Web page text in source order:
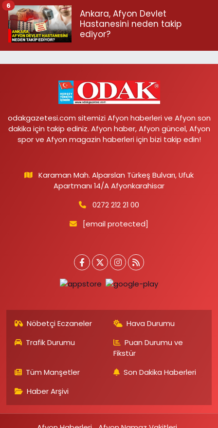
Ankara, Afyon Devlet
Hastanesini neden takip
ediyor?
6
odakgazetesi.com sitemizi Afyon haberleri ve Afyon son
dakika için takip ediniz. Afyon haber, Afyon güncel, Afyon
spor ve Afyon magazin haberleri için bizi takip edin!
Karaman Mah. Alparslan Türkeş Bulvarı, Ufuk
Apartmanı 14/A Afyonkarahisar
0272 212 21 00
[email protected]
Nöbetçi Eczaneler
Hava Durumu
Trafik Durumu
Puan Durumu ve
Fikstür
Tüm Manşetler
Son Dakika Haberleri
Haber Arşivi